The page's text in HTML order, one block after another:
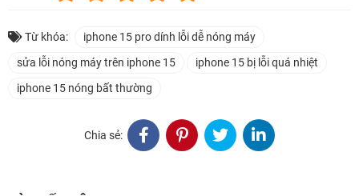
Từ khóa:
iphone 15 pro dính lỗi dễ nóng máy
sửa lỗi nóng máy trên iphone 15
iphone 15 bị lỗi quá nhiệt
iphone 15 nóng bất thường
Chia sẻ: